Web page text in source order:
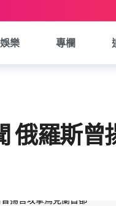
娛樂 專欄
俄羅斯曾